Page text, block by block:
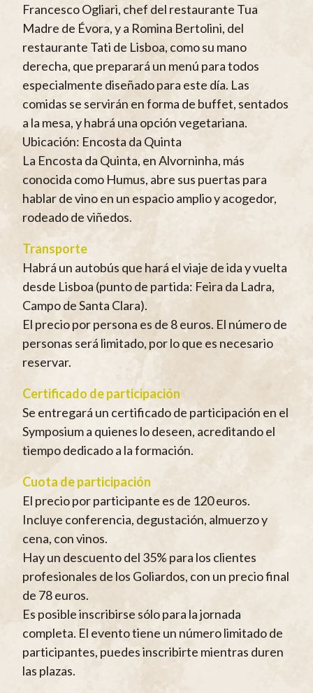
Francesco Ogliari, chef del restaurante Tua
Madre de Évora, y a Romina Bertolini, del
restaurante Tati de Lisboa, como su mano
derecha, que preparará un menú para todos
especialmente diseñado para este día. Las
comidas se servirán en forma de buffet, sentados
a la mesa, y habrá una opción vegetariana.
Ubicación: Encosta da Quinta
La Encosta da Quinta, en Alvorninha, más
conocida como Humus, abre sus puertas para
hablar de vino en un espacio amplio y acogedor,
rodeado de viñedos.
Transporte
Habrá un autobús que hará el viaje de ida y vuelta
desde Lisboa (punto de partida: Feira da Ladra,
Campo de Santa Clara).
El precio por persona es de 8 euros. El número de
personas será limitado, por lo que es necesario
reservar.
Certificado de participación
Se entregará un certificado de participación en el
Symposium a quienes lo deseen, acreditando el
tiempo dedicado a la formación.
Cuota de participación
El precio por participante es de 120 euros.
Incluye conferencia, degustación, almuerzo y
cena, con vinos.
Hay un descuento del 35% para los clientes
profesionales de los Goliardos, con un precio final
de 78 euros.
Es posible inscribirse sólo para la jornada
completa. El evento tiene un número limitado de
participantes, puedes inscribirte mientras duren
las plazas.